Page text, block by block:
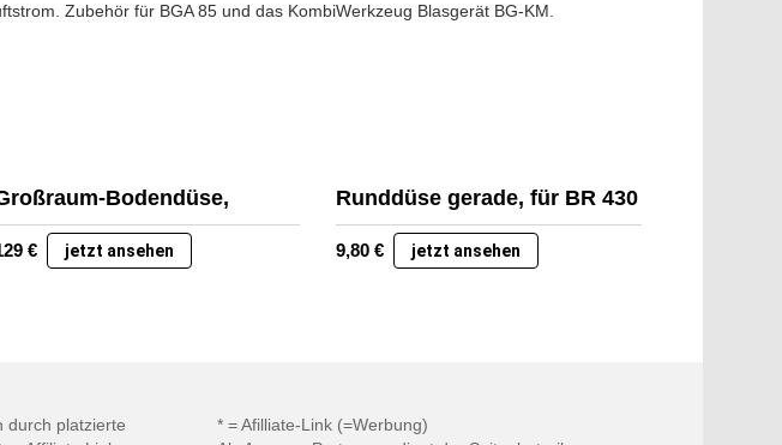
Zubehör für BGA 85 und das KombiWerkzeug Blasgerät BG-KM.
Bodendüse,
€ jetzt ansehen
Runddüse gerade, für BR 430
9,80 € jetzt ansehen
durch platzierte
* = Afilliate-Link (=Werbung)